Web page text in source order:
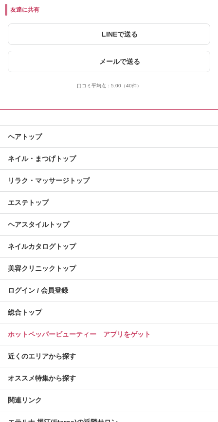
友達に共有
LINEで送る
メールで送る
口コミ平均点： 5.00 （40件）
ヘアトップ
ネイル・まつげトップ
リラク・マッサージトップ
エステトップ
ヘアスタイルトップ
ネイルカタログトップ
美容クリニックトップ
ログイン / 会員登録
総合トップ
ホットペッパービューティー アプリをゲット
近くのエリアから探す
オススメ特集から探す
関連リンク